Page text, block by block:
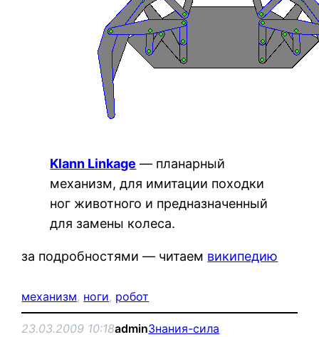
Klann Linkage — планарный
механизм, для имитации походки
ног животного и предназначенный
для замены колеса.
за подробностями — читаем википедию
механизм, ноги, робот
23.03.2009 10:18adminЗнания-сила